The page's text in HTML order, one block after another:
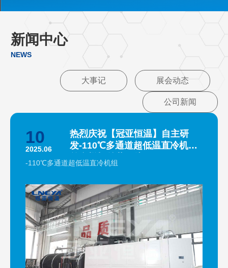
新闻中心
NEWS
大事记 展会动态
公司新闻
10
2025.06
热烈庆祝【冠亚恒温】自主研
发-110℃多通道超低温直冷机组
首台样机总装下线
-110℃多通道超低温直冷机组